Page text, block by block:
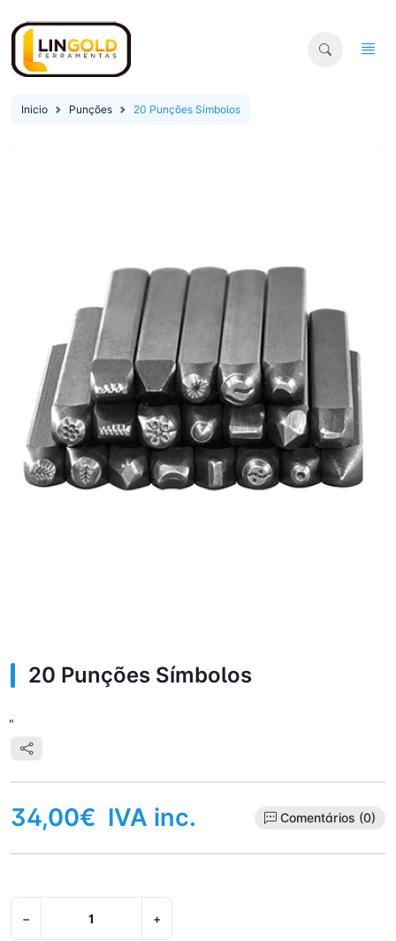
Inicio Punções 20 Punções Símbolos
20 Punções Símbolos
"
34,00€ IVA inc. Comentários (0)
− +